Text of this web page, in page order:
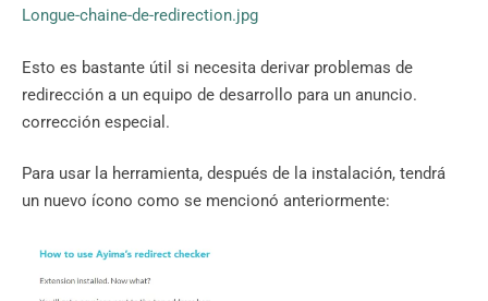
Longue-chaine-de-redirection.jpg
Esto es bastante útil si necesita derivar problemas de
redirección a un equipo de desarrollo para un anuncio.
corrección especial.
Para usar la herramienta, después de la instalación, tendrá
un nuevo ícono como se mencionó anteriormente: